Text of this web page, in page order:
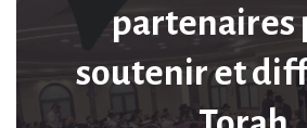
partenaires
soutenir et